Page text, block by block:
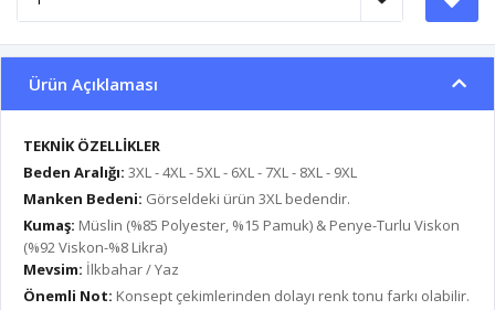
Ürün Açıklaması
TEKNİK ÖZELLİKLER
Beden Aralığı: 3XL - 4XL - 5XL - 6XL - 7XL - 8XL - 9XL
Manken Bedeni: Görseldeki ürün 3XL bedendir.
Kumaş: Müslin (%85 Polyester, %15 Pamuk) & Penye-Turlu Viskon
(%92 Viskon-%8 Likra)
Mevsim: İlkbahar / Yaz
Önemli Not: Konsept çekimlerinden dolayı renk tonu farkı olabilir.